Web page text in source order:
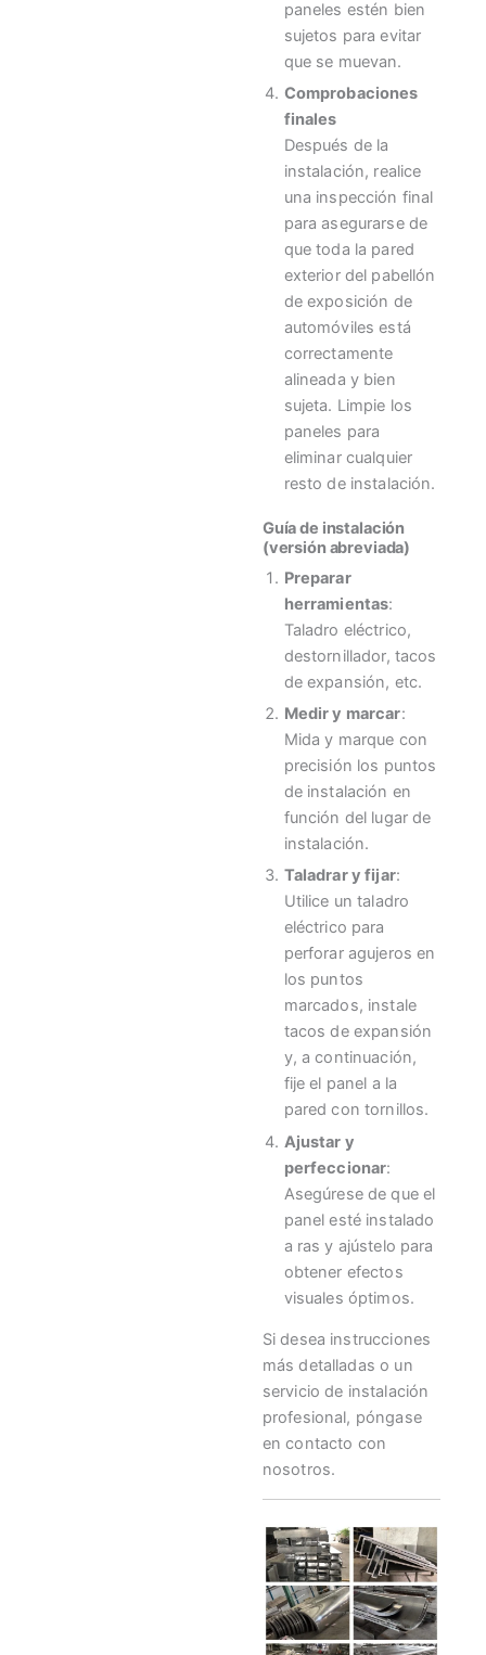
paneles estén bien
sujetos para evitar
que se muevan.
Comprobaciones
finales
Después de la
instalación, realice
una inspección final
para asegurarse de
que toda la pared
exterior del pabellón
de exposición de
automóviles está
correctamente
alineada y bien
sujeta. Limpie los
paneles para
eliminar cualquier
resto de instalación.
Guía de instalación
(versión abreviada)
Preparar
herramientas:
Taladro eléctrico,
destornillador, tacos
de expansión, etc.
Medir y marcar:
Mida y marque con
precisión los puntos
de instalación en
función del lugar de
instalación.
Taladrar y fijar:
Utilice un taladro
eléctrico para
perforar agujeros en
los puntos
marcados, instale
tacos de expansión
y, a continuación,
fije el panel a la
pared con tornillos.
Ajustar y
perfeccionar:
Asegúrese de que el
panel esté instalado
a ras y ajústelo para
obtener efectos
visuales óptimos.
Si desea instrucciones
más detalladas o un
servicio de instalación
profesional, póngase
en contacto con
nosotros.